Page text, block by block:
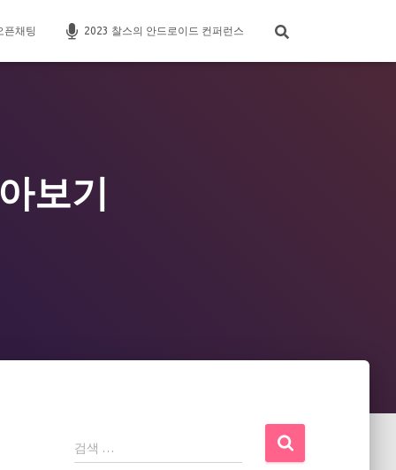
픈채팅 2023 찰스의 안드로이드 컨퍼런스
보기
검
색
검색 …